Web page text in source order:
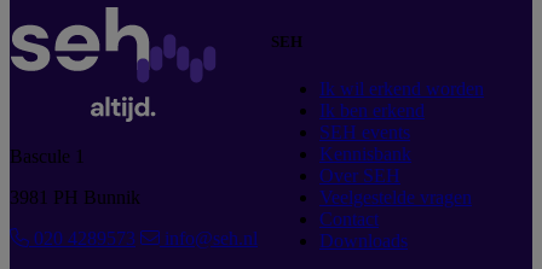
Bascule 1
3981 PH Bunnik
020 4289573
info@seh.nl
SEH
Ik wil erkend worden
Ik ben erkend
SEH events
Kennisbank
Over SEH
Veelgestelde vragen
Contact
Downloads